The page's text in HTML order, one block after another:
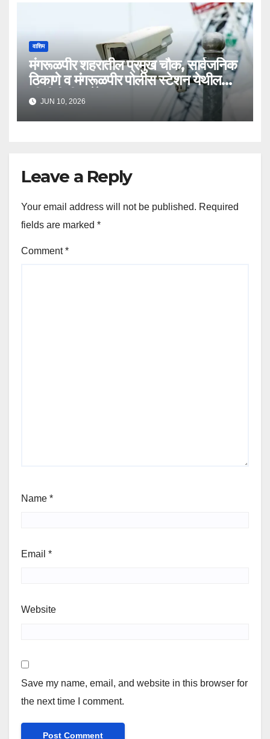
वाशिम
मंगरूळपीर शहरातील प्रमुख चौक, सार्वजनिक
ठिकाणे व मंगरूळपीर पोलीस स्टेशन येथील
सीसीटीव्ही कॅमेरे बंद
JUN 10, 2026
Leave a Reply
Your email address will not be published. Required
fields are marked *
Comment*
Name *
Email *
Website
Save my name, email, and website in this browser for
the next time I comment.